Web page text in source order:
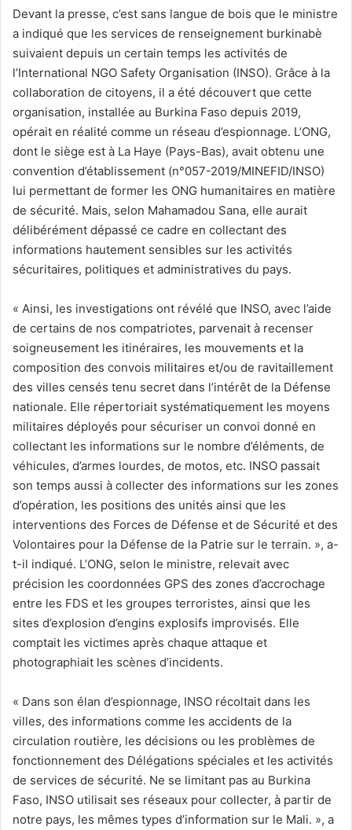
Devant la presse, c’est sans langue de bois que le ministre
a indiqué que les services de renseignement burkinabè
suivaient depuis un certain temps les activités de
l’International NGO Safety Organisation (INSO). Grâce à la
collaboration de citoyens, il a été découvert que cette
organisation, installée au Burkina Faso depuis 2019,
opérait en réalité comme un réseau d’espionnage. L’ONG,
dont le siège est à La Haye (Pays-Bas), avait obtenu une
convention d’établissement (n°057-2019/MINEFID/INSO)
lui permettant de former les ONG humanitaires en matière
de sécurité. Mais, selon Mahamadou Sana, elle aurait
délibérément dépassé ce cadre en collectant des
informations hautement sensibles sur les activités
sécuritaires, politiques et administratives du pays.
« Ainsi, les investigations ont révélé que INSO, avec l’aide
de certains de nos compatriotes, parvenait à recenser
soigneusement les itinéraires, les mouvements et la
composition des convois militaires et/ou de ravitaillement
des villes censés tenu secret dans l’intérêt de la Défense
nationale. Elle répertoriait systématiquement les moyens
militaires déployés pour sécuriser un convoi donné en
collectant les informations sur le nombre d’éléments, de
véhicules, d’armes lourdes, de motos, etc. INSO passait
son temps aussi à collecter des informations sur les zones
d’opération, les positions des unités ainsi que les
interventions des Forces de Défense et de Sécurité et des
Volontaires pour la Défense de la Patrie sur le terrain. », a-
t-il indiqué. L’ONG, selon le ministre, relevait avec
précision les coordonnées GPS des zones d’accrochage
entre les FDS et les groupes terroristes, ainsi que les
sites d’explosion d’engins explosifs improvisés. Elle
comptait les victimes après chaque attaque et
photographiait les scènes d’incidents.
« Dans son élan d’espionnage, INSO récoltait dans les
villes, des informations comme les accidents de la
circulation routière, les décisions ou les problèmes de
fonctionnement des Délégations spéciales et les activités
de services de sécurité. Ne se limitant pas au Burkina
Faso, INSO utilisait ses réseaux pour collecter, à partir de
notre pays, les mêmes types d’information sur le Mali. », a